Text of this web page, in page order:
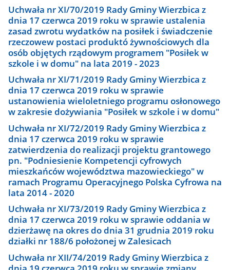
Uchwała nr XI/70/2019 Rady Gminy Wierzbica z
dnia 17 czerwca 2019 roku w sprawie ustalenia
zasad zwrotu wydatków na posiłek i świadczenie
rzeczowew postaci produktó żywnościowych dla
osób objętych rządowym programem "Posiłek w
szkole i w domu" na lata 2019 - 2023
Uchwała nr XI/71/2019 Rady Gminy Wierzbica z
dnia 17 czerwca 2019 roku w sprawie
ustanowienia wieloletniego programu osłonowego
w zakresie dożywiania "Posiłek w szkole i w domu"
Uchwała nr XI/72/2019 Rady Gminy Wierzbica z
dnia 17 czerwca 2019 roku w sprawie
zatwierdzenia do realizacji projektu grantowego
pn. "Podniesienie Kompetencji cyfrowych
mieszkańców województwa mazowieckiego" w
ramach Programu Operacyjnego Polska Cyfrowa na
lata 2014 - 2020
Uchwała nr XI/73/2019 Rady Gminy Wierzbica z
dnia 17 czerwca 2019 roku w sprawie oddania w
dzierżawę na okres do dnia 31 grudnia 2019 roku
działki nr 188/6 położonej w Zalesicach
Uchwała nr XII/74/2019 Rady Gminy Wierzbica z